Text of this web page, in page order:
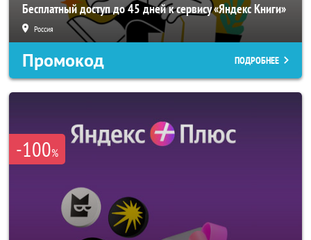
Бесплатный доступ до 45 дней к сервису «Яндекс Книги»
Россия
Промокод ПОДРОБНЕЕ
-100%